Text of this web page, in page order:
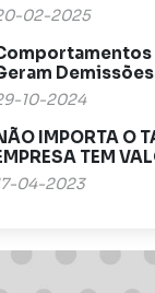
02-2025
Demissões
10-2024
IMPORTA O
TEM
04-2023